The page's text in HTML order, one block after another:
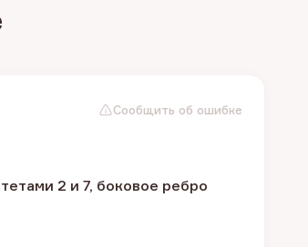
Сообщить об ошибке
2 и 7, боковое ребро